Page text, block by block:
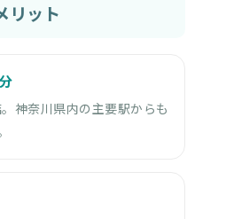
リット
神奈川県内の主要駅からも